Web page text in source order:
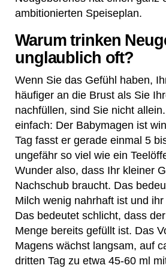
ambitionierten Speiseplan.
Warum trinken
unglaublich oft?
Wenn Sie das Gefühl haben,
häufiger an die Brust als Sie
nachfüllen, sind Sie nicht
einfach: Der Babymagen ist
Tag fasst er gerade einmal 5
ungefähr so viel wie ein
Wunder also, dass Ihr kleiner
Nachschub braucht. Das
Milch wenig nahrhaft ist und
Das bedeutet schlicht, dass
Menge bereits gefüllt ist. Das
Magens wächst langsam, auf
dritten Tag zu etwa 45-60 ml